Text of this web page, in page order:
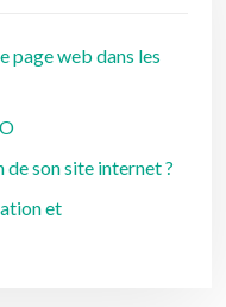
page web dans les
son site internet ?
et